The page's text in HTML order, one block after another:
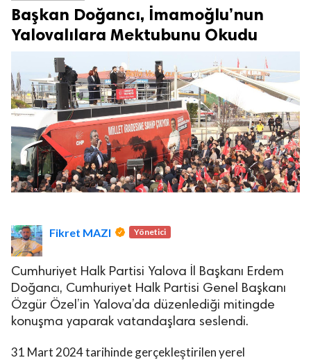
Başkan Doğancı, İmamoğlu’nun
Yalovalılara Mektubunu Okudu
Fikret MAZI Yönetici
Cumhuriyet Halk Partisi Yalova İl Başkanı Erdem
Doğancı, Cumhuriyet Halk Partisi Genel Başkanı
Özgür Özel’in Yalova’da düzenlediği mitingde
konuşma yaparak vatandaşlara seslendi.
31 Mart 2024 tarihinde gerçekleştirilen yerel